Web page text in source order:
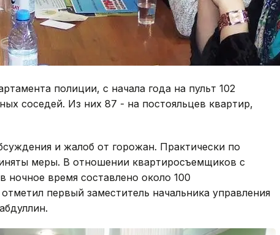
полиции, с начала года на пульт 102
соседей. Из них 87 - на постояльцев квартир,
и жалоб от горожан. Практически по
меры. В отношении квартиросъемщиков с
ночное время составлено около 100
первый заместитель начальника управления